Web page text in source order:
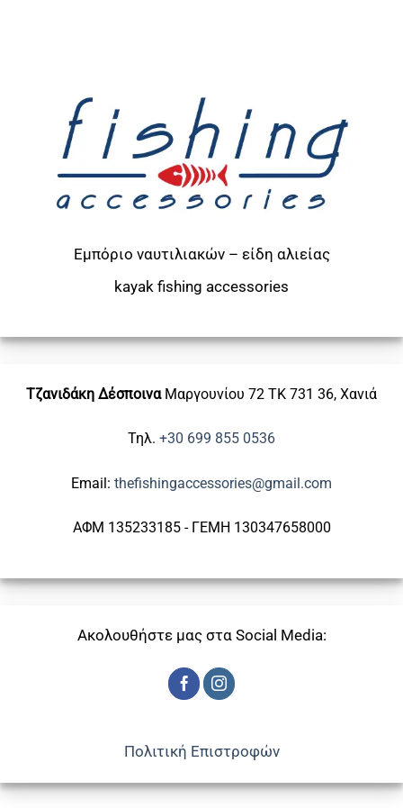
Εμπόριο ναυτιλιακών – είδη αλιείας
kayak fishing accessories
Τζανιδάκη Δέσποινα Μαργουνίου 72 ΤΚ 731 36, Χανιά
Τηλ. +30 699 855 0536
Email: thefishingaccessories@gmail.com
ΑΦΜ 135233185 - ΓΕΜΗ 130347658000
Ακολουθήστε μας στα Social Media:
Πολιτική Επιστροφών